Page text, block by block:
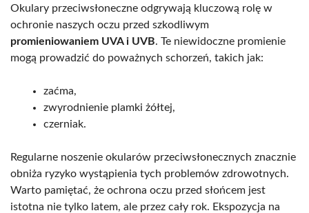
Okulary przeciwsłoneczne odgrywają kluczową rolę w
ochronie naszych oczu przed szkodliwym
promieniowaniem UVA i UVB. Te niewidoczne promienie
mogą prowadzić do poważnych schorzeń, takich jak:
zaćma,
zwyrodnienie plamki żółtej,
czerniak.
Regularne noszenie okularów przeciwsłonecznych znacznie
obniża ryzyko wystąpienia tych problemów zdrowotnych.
Warto pamiętać, że ochrona oczu przed słońcem jest
istotna nie tylko latem, ale przez cały rok. Ekspozycja na